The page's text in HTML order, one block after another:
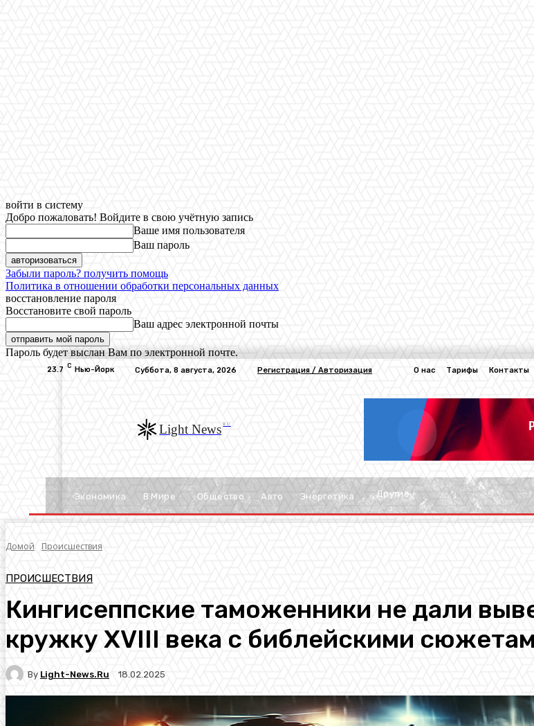
войти в систему
Добро пожаловать! Войдите в свою учётную запись
Ваше имя пользователя
Ваш пароль
Забыли пароль? получить помощь
Политика в отношении обработки персональных данных
восстановление пароля
Восстановите свой пароль
Ваш адрес электронной почты
Пароль будет выслан Вам по электронной почте.
23.7 C Нью-Йорк Суббота, 8 августа, 2026 Регистрация / Авторизация О нас Тарифы Контакты
Light News RU
Экономика В Мире Общество Авто Энергетика Другие
Домой Происшествия
ПРОИСШЕСТВИЯ
Кингисеппские таможенники не дали
кружку XVIII века с библейскими
By Light-News.ru 18.02.2025